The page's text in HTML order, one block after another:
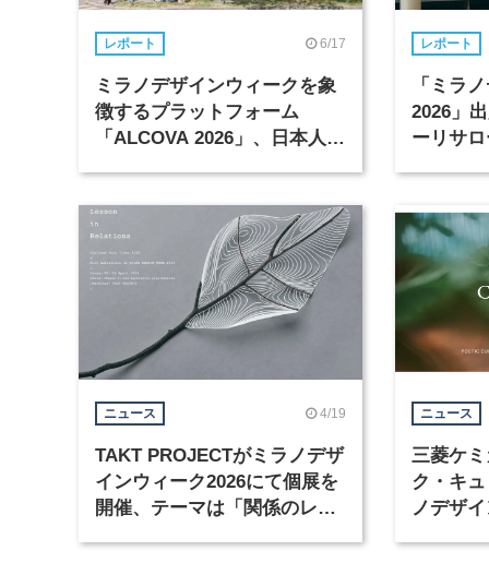
レポート 6/17
ミラノデザインウィークを象
徴するプラットフォーム
「ALCOVA 2026」、日本人デ
レポート
「ミラ
2026」
ーリサ
ニュース 4/19
TAKT PROJECTがミラノデザ
インウィーク2026にて個展を
開催、テーマは「関係のレッ
ニュース
三菱ケ
ク・キ
ノデザ